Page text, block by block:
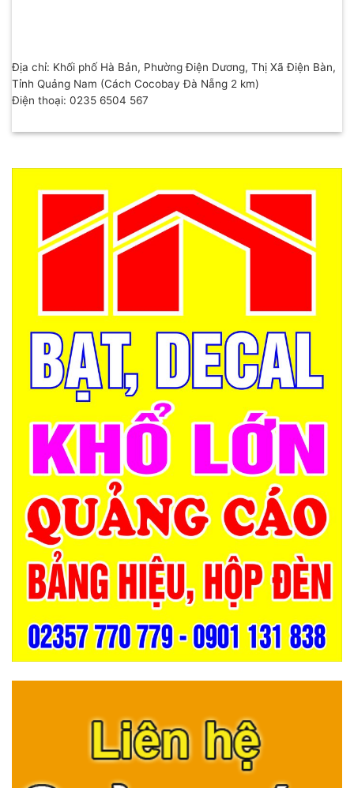
Địa chỉ: Khối phố Hà Bản, Phường Điện Dương, Thị Xã Điện Bàn,
Tỉnh Quảng Nam (Cách Cocobay Đà Nẵng 2 km)
Điện thoại: 0235 6504 567